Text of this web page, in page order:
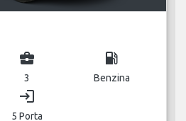
business_center
3
local_gas_station
Benzina
login
5 Porta